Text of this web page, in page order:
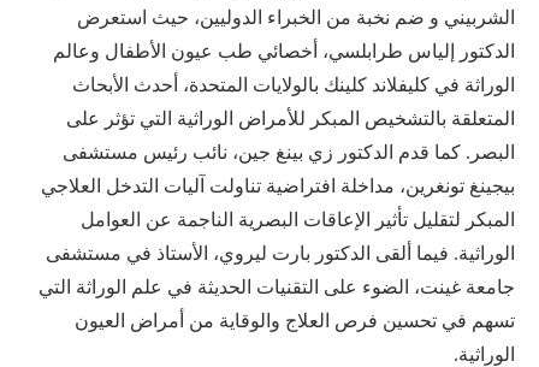
الشربيني و ضم نخبة من الخبراء الدوليين، حيث استعرض
الدكتور إلياس طرابلسي، أخصائي طب عيون الأطفال وعالم
الوراثة في كليفلاند كلينك بالولايات المتحدة، أحدث الأبحاث
المتعلقة بالتشخيص المبكر للأمراض الوراثية التي تؤثر على
البصر. كما قدم الدكتور زي بينغ جين، نائب رئيس مستشفى
بيجينغ تونغرين، مداخلة افتراضية تناولت آليات التدخل العلاجي
المبكر لتقليل تأثير الإعاقات البصرية الناجمة عن العوامل
الوراثية. فيما ألقى الدكتور بارت ليروي، الأستاذ في مستشفى
جامعة غينت، الضوء على التقنيات الحديثة في علم الوراثة التي
تسهم في تحسين فرص العلاج والوقاية من أمراض العيون
الوراثية.